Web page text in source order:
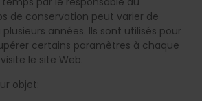
de conservation peut varier de
années. Ils sont utilisés pour
certains paramètres à chaque
le site Web.
objet: